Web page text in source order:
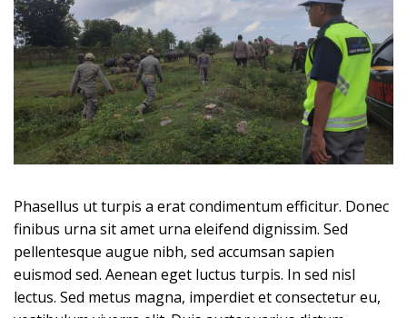
Phasellus ut turpis a erat condimentum efficitur. Donec
finibus urna sit amet urna eleifend dignissim. Sed
pellentesque augue nibh, sed accumsan sapien
euismod sed. Aenean eget luctus turpis. In sed nisl
lectus. Sed metus magna, imperdiet et consectetur eu,